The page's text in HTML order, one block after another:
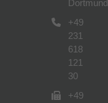
Dortmund
+49
231
618
121
30
+49